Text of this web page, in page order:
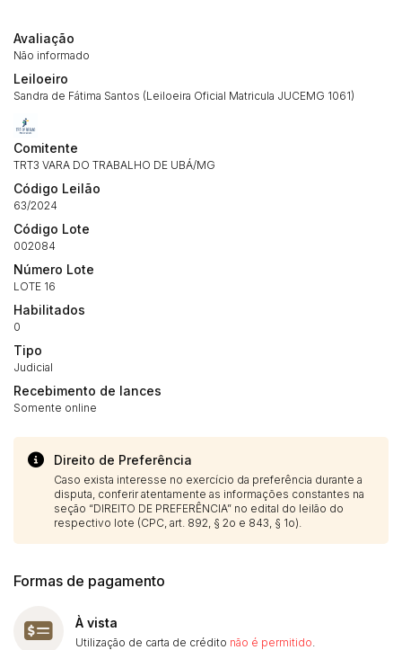
Avaliação
Não informado
Leiloeiro
Sandra de Fátima Santos (Leiloeira Oficial Matricula JUCEMG 1061)
Comitente
TRT3 VARA DO TRABALHO DE UBÁ/MG
Código Leilão
63/2024
Código Lote
002084
Número Lote
LOTE 16
Habilitados
0
Tipo
Judicial
Recebimento de lances
Somente online
Direito de Preferência
Caso exista interesse no exercício da preferência durante a
disputa, conferir atentamente as informações constantes na
seção “DIREITO DE PREFERÊNCIA” no edital do leilão do
respectivo lote (CPC, art. 892, § 2o e 843, § 1o).
Formas de pagamento
À vista
Utilização de carta de crédito não é permitido
Envie sua Proposta
(Art. 895, CPC)
Clique aqui para fazer login
Habilite-se para efetuar lances ou